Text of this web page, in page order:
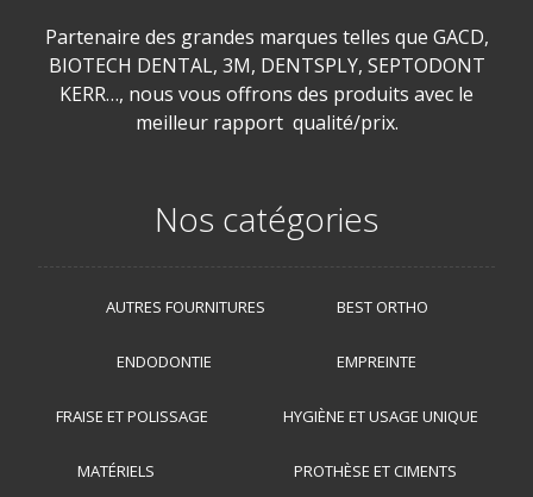
Partenaire des grandes marques telles que GACD,
BIOTECH DENTAL, 3M, DENTSPLY, SEPTODONT
KERR…, nous vous offrons des produits avec le
meilleur rapport qualité/prix.
Nos catégories
AUTRES FOURNITURES BEST ORTHO
ENDODONTIE EMPREINTE
FRAISE ET POLISSAGE HYGIÈNE ET USAGE UNIQUE
MATÉRIELS PROTHÈSE ET CIMENTS